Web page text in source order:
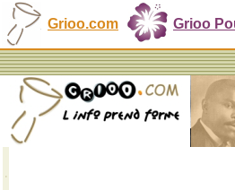
Grioo.com Grioo